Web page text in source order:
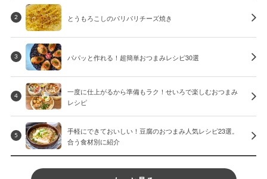
2 とうもろこしのパリパリチーズ焼き
3 パパッと作れる！超簡単おつまみレシピ30選
4
一度に仕上がるから準備もラク！せいろで楽しむおつまみ
レシピ
5
手軽にできておいしい！豆腐のおつまみ人気レシピ23選。
合う食材別に紹介